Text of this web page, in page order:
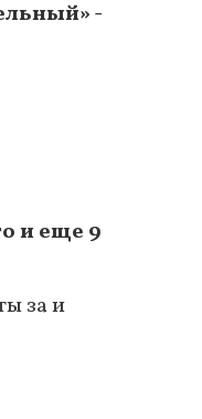
-
и еще 9
за и